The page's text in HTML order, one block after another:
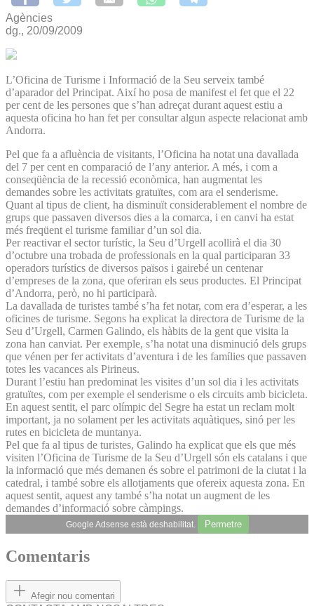
Agències
dg., 20/09/2009
L’Oficina de Turisme i Informació de la Seu serveix també
d’aparador del Principat. Així ho posa de manifest el fet que el 22
per cent de les persones que s’han adreçat durant aquest estiu a
aquesta oficina ho han fet per consultar algun aspecte relacionat amb
Andorra.
Pel que fa a afluència de visitants, l’Oficina ha notat una davallada
del 7 per cent en comparació de l’any anterior. A més, i com a
conseqüència de la recessió econòmica, han augmentat les
demandes sobre les activitats gratuïtes, com ara el senderisme.
Quant al tipus de client, ha disminuït considerablement el nombre de
grups que passaven diversos dies a la comarca, i en canvi ha estat
més freqüent el turisme familiar d’un sol dia.
Per reactivar el sector turístic, la Seu d’Urgell acollirà el dia 30
d’octubre una trobada de professionals en la qual participaran 33
operadors turístics de diversos països i gairebé un centenar
d’empreses de la zona, que oferiran els seus productes. El Principat
d’Andorra, però, no hi participarà.
La davallada de turistes també s’ha fet notar, com era d’esperar, a les
oficines de turisme. Segons ha explicat la directora de Turisme de la
Seu d’Urgell, Carmen Galindo, els hàbits de la gent que visita la
zona han canviat. Per exemple, s’ha notat una disminució dels grups
que vénen per fer activitats d’aventura i de les famílies que passaven
totes les vacances als Pirineus.
Durant l’estiu han predominat les visites d’un sol dia i les activitats
gratuïtes, com per exemple el senderisme o els circuits amb bicicleta.
En aquest sentit, el parc olímpic del Segre ha estat un reclam molt
important, ja no solament per les activitats aquàtiques, sinó per les
rutes en bicicleta de muntanya.
Pel que fa al tipus de turistes, Galindo ha explicat que els que més
visiten l’Oficina de Turisme de la Seu d’Urgell són els catalans i que
la informació que més demanen és sobre el patrimoni de la ciutat i la
catedral, i també sobre els allotjaments que ofereix aquesta zona. En
aquest sentit, aquest any també s’ha notat un augment de les
demandes d’informació sobre càmpings.
Google Adsense està deshabilitat. Permetre
Comentaris
Afegir nou comentari